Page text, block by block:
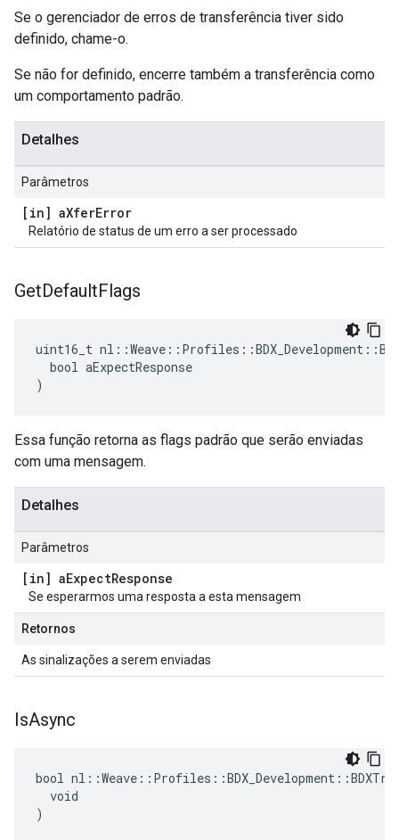
Se o gerenciador de erros de transferência tiver sido
definido, chame-o.
Se não for definido, encerre também a transferência como
um comportamento padrão.
Detalhes
Parâmetros
[in] aXferError
Relatório de status de um erro a ser processado
GetDefaultFlags
uint16_t
  bool aExpectResponse
)
Essa função retorna as flags padrão que serão enviadas
com uma mensagem.
Detalhes
Parâmetros
[in] aExpectResponse
Se esperarmos uma resposta a esta mensagem
Retornos
As sinalizações a serem enviadas
IsAsync
bool
  void
)